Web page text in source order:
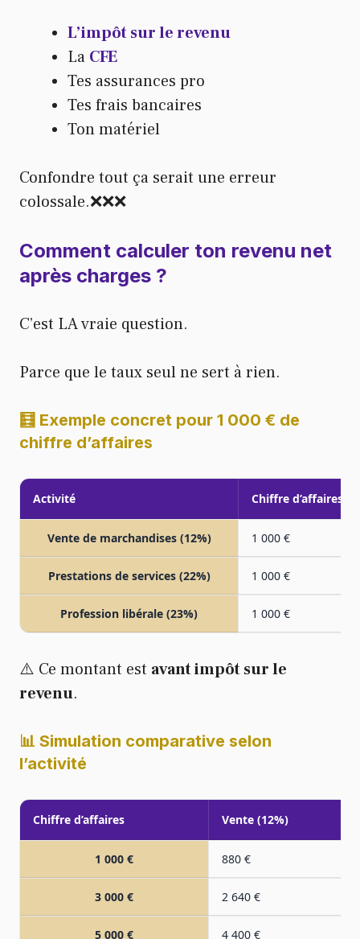
L’impôt sur le revenu
La CFE
Tes assurances pro
Tes frais bancaires
Ton matériel
Confondre tout ça serait une erreur
colossale.❌❌❌
Comment calculer ton revenu net
après charges ?
C’est LA vraie question.
Parce que le taux seul ne sert à rien.
🧮 Exemple concret pour 1 000 € de
chiffre d’affaires
Activité Chiffre d’affaires
Vente de marchandises (12%) 1 000 €
Prestations de services (22%) 1 000 €
Profession libérale (23%) 1 000 €
⚠️ Ce montant est avant impôt sur le
revenu.
📊 Simulation comparative selon
l’activité
Chiffre d’affaires Vente (12%)
1 000 € 880 €
3 000 € 2 640 €
5 000 € 4 400 €